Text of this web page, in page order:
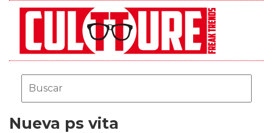
Nueva ps vita